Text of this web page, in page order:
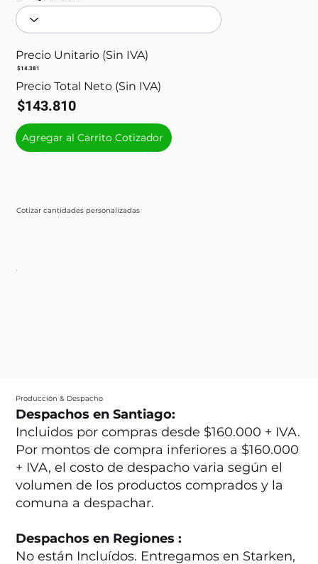
Cotizar cantidades personalizadas
Precio Unitario (Sin IVA)
$14.381
Precio Total Neto (Sin IVA)
$143.810
Agregar al Carrito Cotizador
Producción & Despacho
Despachos en Santiago:
Incluidos por compras desde $160.000 + IVA.
Por montos de compra inferiores a $160.000
+ IVA, el costo de despacho varia según el
volumen de los productos comprados y la
comuna a despachar.
Despachos en Regiones :
No están Incluídos. Entregamos en Starken,